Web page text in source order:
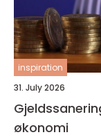
inspiration
31. July 2026
Gjeldssanering veien fra kaos til
økonomi